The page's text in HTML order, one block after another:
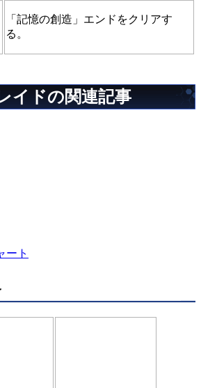
「記憶の創造」エンドをクリアす
る。
イドの関連記事
ート